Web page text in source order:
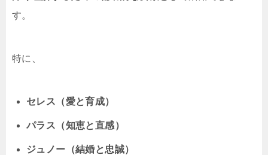
す。
特に、
セレス（愛と育成）
パラス（知恵と直感）
ジュノー（結婚と忠誠）